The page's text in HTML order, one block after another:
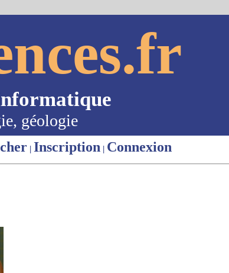
géologie
| Inscription | Connexion